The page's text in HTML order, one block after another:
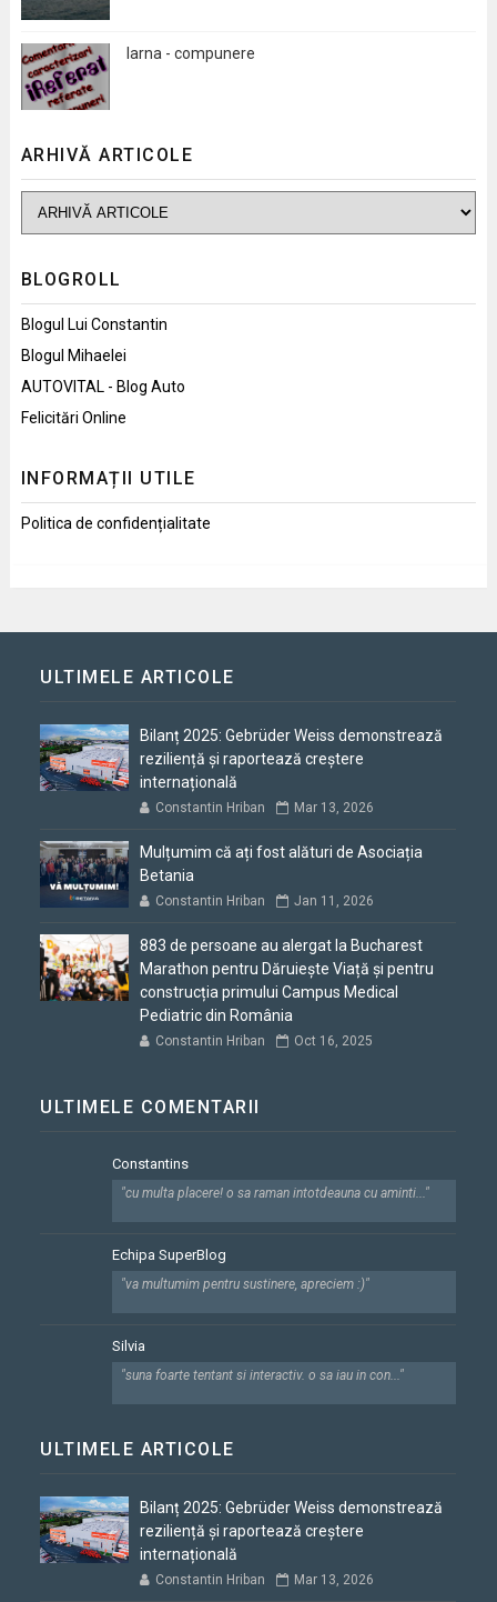
Iarna - compunere
ARHIVĂ ARTICOLE
BLOGROLL
Blogul Lui Constantin
Blogul Mihaelei
AUTOVITAL - Blog Auto
Felicitări Online
INFORMAȚII UTILE
Politica de confidențialitate
ULTIMELE ARTICOLE
Bilanț 2025: Gebrüder Weiss demonstrează
reziliență și raportează creștere
internațională
Constantin Hriban Mar 13, 2026
Mulțumim că ați fost alături de Asociația
Betania
Constantin Hriban Jan 11, 2026
883 de persoane au alergat la Bucharest
Marathon pentru Dăruiește Viață și pentru
construcția primului Campus Medical
Pediatric din România
Constantin Hriban Oct 16, 2025
ULTIMELE COMENTARII
Constantins
"cu multa placere! o sa raman intotdeauna cu aminti..."
Echipa SuperBlog
"va multumim pentru sustinere, apreciem :)"
Silvia
"suna foarte tentant si interactiv. o sa iau in con..."
ULTIMELE ARTICOLE
Bilanț 2025: Gebrüder Weiss demonstrează
reziliență și raportează creștere
internațională
Constantin Hriban Mar 13, 2026